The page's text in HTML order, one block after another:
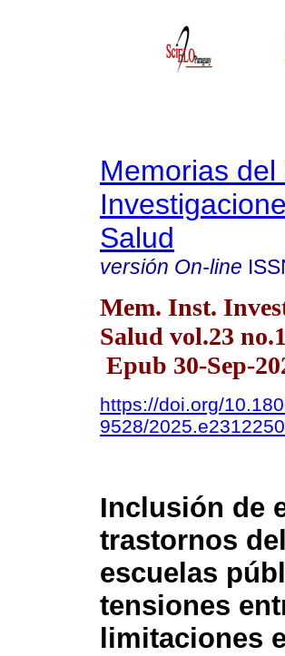
Memorias
Salud
versión On-line
Mem. Inst.
Salud vol.23
Epub 30-Sep-
https://doi.org/
9528/
Inclusión de
trastornos
escuelas
tensiones
limitaciones